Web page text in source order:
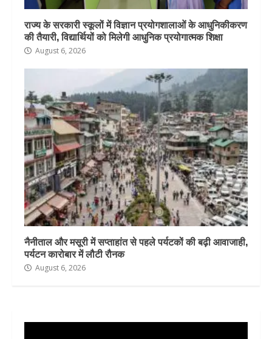
राज्य के सरकारी स्कूलों में विज्ञान प्रयोगशालाओं के आधुनिकीकरण
की तैयारी, विद्यार्थियों को मिलेगी आधुनिक प्रयोगात्मक शिक्षा
August 6, 2026
नैनीताल और मसूरी में सप्ताहांत से पहले पर्यटकों की बढ़ी आवाजाही,
पर्यटन कारोबार में लौटी रौनक
August 6, 2026